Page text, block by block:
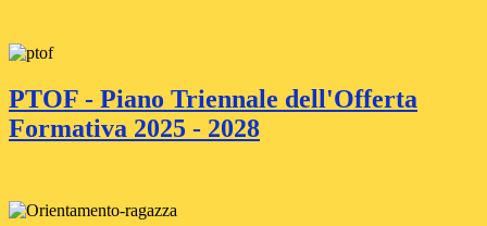
PTOF - Piano Triennale dell'Offerta
Formativa 2025 - 2028